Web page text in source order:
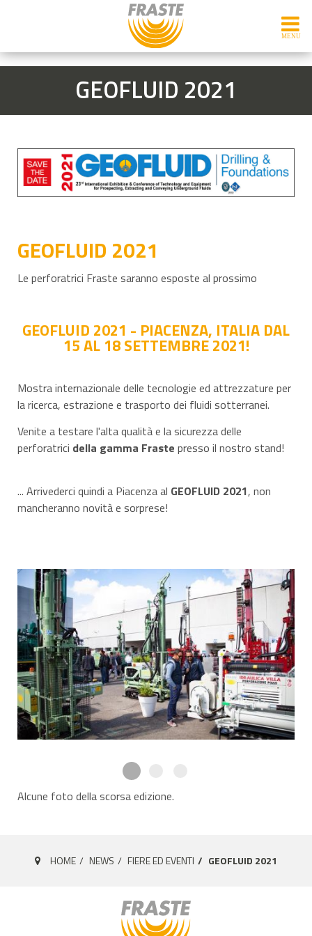
GEOFLUID 2021
GEOFLUID 2021
Le perforatrici Fraste saranno esposte al prossimo
GEOFLUID 2021 - PIACENZA, ITALIA DAL
15 AL 18 SETTEMBRE 2021!
Mostra internazionale delle tecnologie ed attrezzature per
la ricerca, estrazione e trasporto dei fluidi sotterranei.
Venite a testare l'alta qualità e la sicurezza delle
perforatrici della gamma Fraste presso il nostro stand!
... Arrivederci quindi a Piacenza al GEOFLUID 2021, non
mancheranno novità e sorprese!
Alcune foto della scorsa edizione.
HOME NEWS FIERE ED EVENTI GEOFLUID 2021